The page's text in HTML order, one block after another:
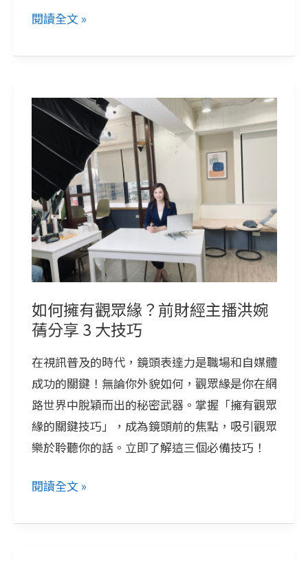
掌
關
鍵
素！
閱讀全文 »
如何擁有觀眾緣？前財經主播洪婉
蒨分享 3 大技巧
在視訊普及的時代，鏡頭表達力是職場和自媒體
成功的關鍵！無論你外貌如何，觀眾緣是你在網
路世界中脫穎而出的秘密武器。掌握「擁有觀眾
緣的關鍵技巧」，成為鏡頭前的焦點，吸引觀眾
樂於聆聽你的話。立即了解這三個必備技巧！
如
擁
有
觀
眾
緣？
前
財
經
主
播
洪
婉
蒨
分
享
大
閱讀全文 »